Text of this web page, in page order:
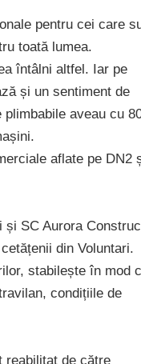
pentru cei care
toată lumea.
întâlni altfel. Iar pe
și un sentiment de
aveau cu
aflate pe DN2
și SC Aurora
din Voluntari.
stabilește în mod
condițiile de
reabilitat de către